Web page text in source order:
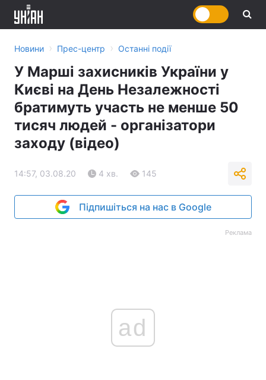
Новини › Прес-центр › Останні події
У Марші захисників України у
Києві на День Незалежності
братимуть участь не менше 50
тисяч людей - організатори
заходу (відео)
14:57, 03.08.20 4 хв. 145
Підпишіться на нас в Google
Реклама
ad